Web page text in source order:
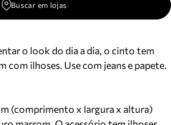
Buscar em lojas
o look do dia a dia, o cinto tem
com ilhoses. Use com jeans e papete.
(comprimento x largura x altura)